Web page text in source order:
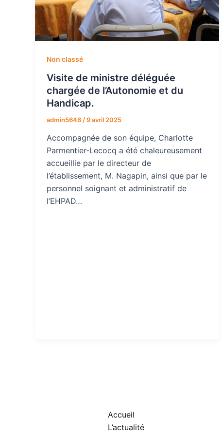
Non classé
Visite de ministre déléguée
chargée de l’Autonomie et du
Handicap.
admin5646 /9 avril 2025
Accompagnée de son équipe, Charlotte
Parmentier-Lecocq a été chaleureusement
accueillie par le directeur de
l’établissement, M. Nagapin, ainsi que par le
personnel soignant et administratif de
l’EHPAD…
Accueil
L’actualité